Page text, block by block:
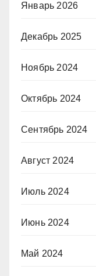
Январь 2026
Декабрь 2025
Ноябрь 2024
Октябрь 2024
Сентябрь 2024
Август 2024
Июль 2024
Июнь 2024
Май 2024